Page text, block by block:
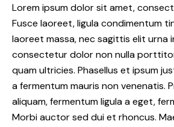
Lorem ipsum dolor sit amet,
Fusce laoreet, ligula condimentum
laoreet massa, nec sagittis elit urna
consectetur dolor non nulla
quam ultricies. Phasellus et ipsum
a fermentum mauris non venenatis.
aliquam, fermentum ligula a eget,
Morbi auctor sed dui et rhoncus.